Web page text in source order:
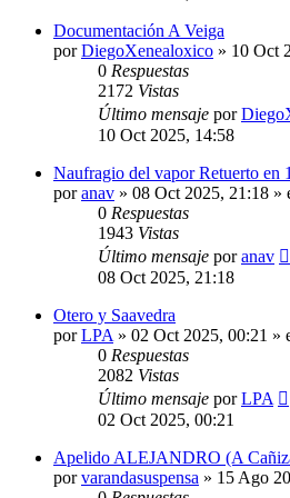
Documentación A Veiga
porDiegoXenealoxico » 10 Oct
0 Respuestas
2172 Vistas
Último mensaje por
10 Oct 2025, 14:58
Naufragio del vapor Retuerto en
poranav » 08 Oct 2025, 21:18 »
0 Respuestas
1943 Vistas
Último mensaje poranav
08 Oct 2025, 21:18
Otero y Saavedra
porLPA » 02 Oct 2025, 00:21 »
0 Respuestas
2082 Vistas
Último mensaje porLPA
02 Oct 2025, 00:21
Apelido ALEJANDRO (A
porvarandasuspensa » 15 Ago